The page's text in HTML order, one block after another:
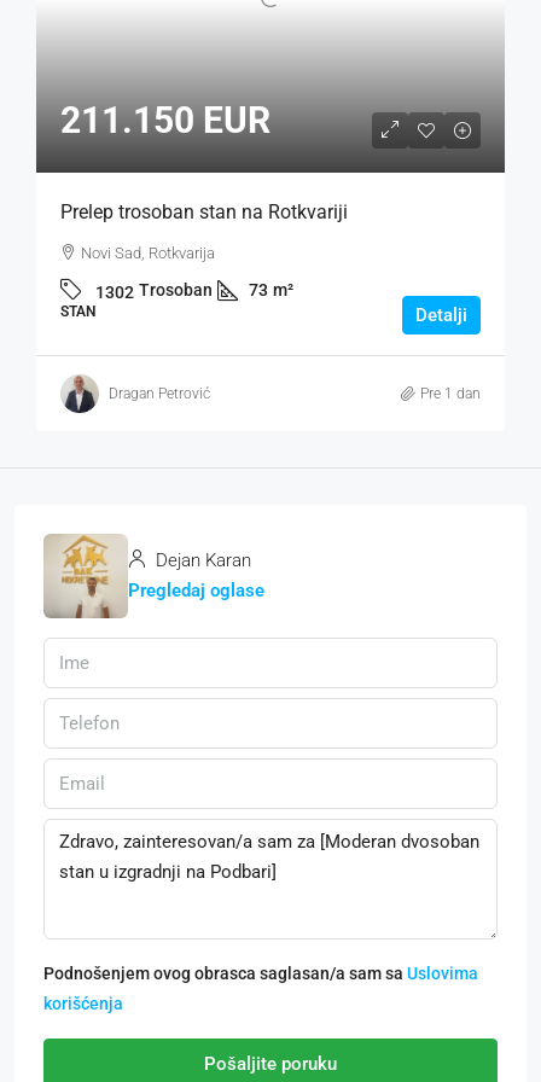
211.150 EUR
Prelep trosoban stan na Rotkvariji
Novi Sad, Rotkvarija
1302 Trosoban 73 m²
STAN Detalji
Dragan Petrović Pre 1 dan
Dejan Karan
Pregledaj oglase
Podnošenjem ovog obrasca saglasan/a sam sa Uslovima
korišćenja
Pošaljite poruku